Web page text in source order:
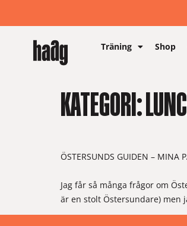
Träning Shop
KATEGORI:
ÖSTERSUNDS GUIDEN – MINA
Jag får så många frågor om
är en stolt Östersundare) men